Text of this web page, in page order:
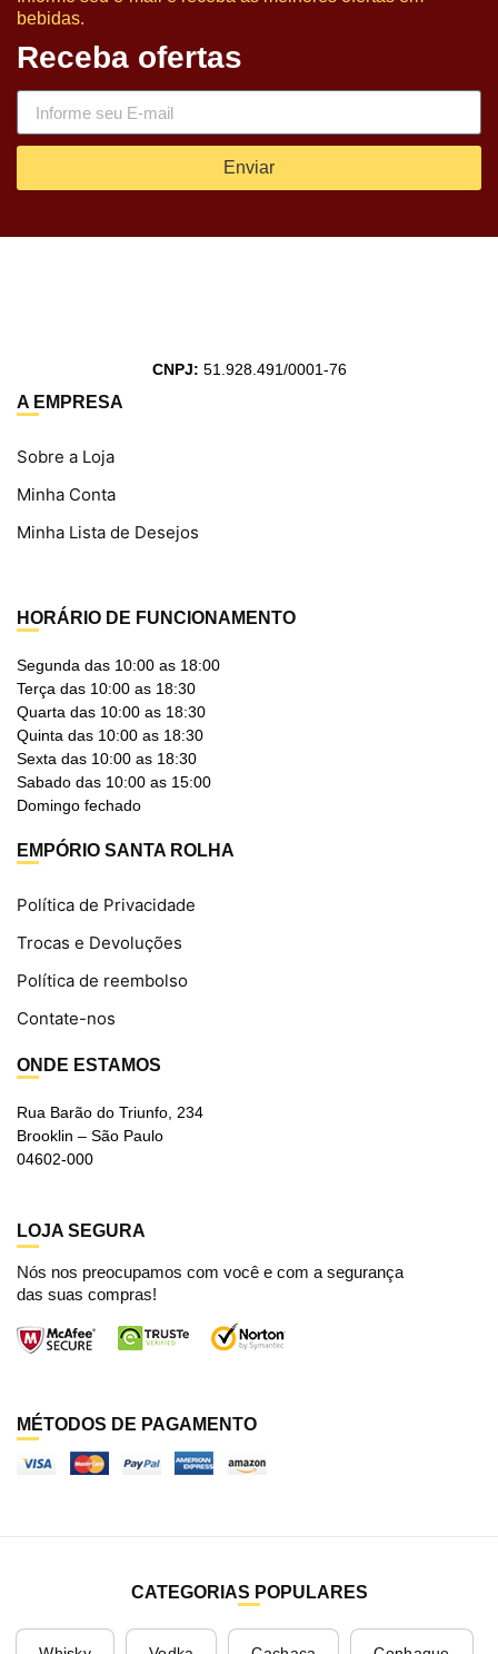
bebidas.
Receba ofertas
Enviar
CNPJ: 51.928.491/0001-76
A EMPRESA
Sobre a Loja
Minha Conta
Minha Lista de Desejos
HORÁRIO DE FUNCIONAMENTO
Segunda das 10:00 as 18:00
Terça das 10:00 as 18:30
Quarta das 10:00 as 18:30
Quinta das 10:00 as 18:30
Sexta das 10:00 as 18:30
Sabado das 10:00 as 15:00
Domingo fechado
EMPÓRIO SANTA ROLHA
Política de Privacidade
Trocas e Devoluções
Política de reembolso
Contate-nos
ONDE ESTAMOS
Rua Barão do Triunfo, 234
Brooklin – São Paulo
04602-000
LOJA SEGURA
Nós nos preocupamos com você e com a segurança
das suas compras!
MÉTODOS DE PAGAMENTO
CATEGORIAS POPULARES